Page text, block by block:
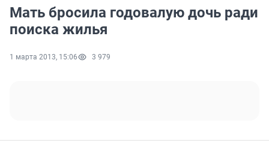
Мать бросила годовалую дочь ради
поиска жилья
1 марта 2013, 15:06 3 979